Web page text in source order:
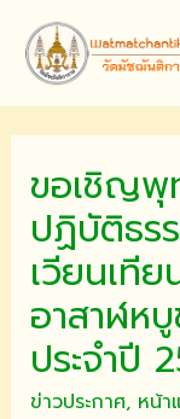
content
ขอเชิญพุ
ปฏิบัติธร
เวียนเที
อาสาฬห
ประจำปี
ข่าวประกาศ, หน้า